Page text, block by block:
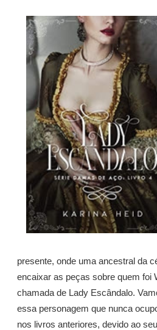
presente, onde uma ancestral da
encaixar as peças sobre quem foi
chamada de Lady Escândalo.
essa personagem que nunca
nos livros anteriores, devido ao